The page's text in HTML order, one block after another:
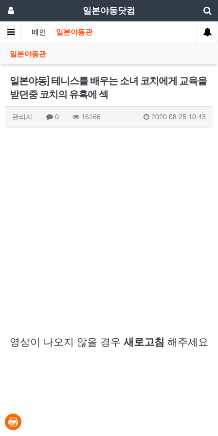
일본야동닷컴
메인 일본야동관
일본야동관
일본야동] 테니스를 배우는 소녀 코치에게 교육을
받던중 코치의 유혹에 섹
관리자 0 16166 2020.08.25 10:43
영상이 나오지 않을 경우 새로고침 해주세요